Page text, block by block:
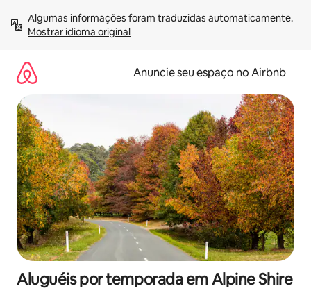
para
Mostrar idioma original
Anuncie seu espaço no Airbnb
Aluguéis por temporada em Alpine Shire